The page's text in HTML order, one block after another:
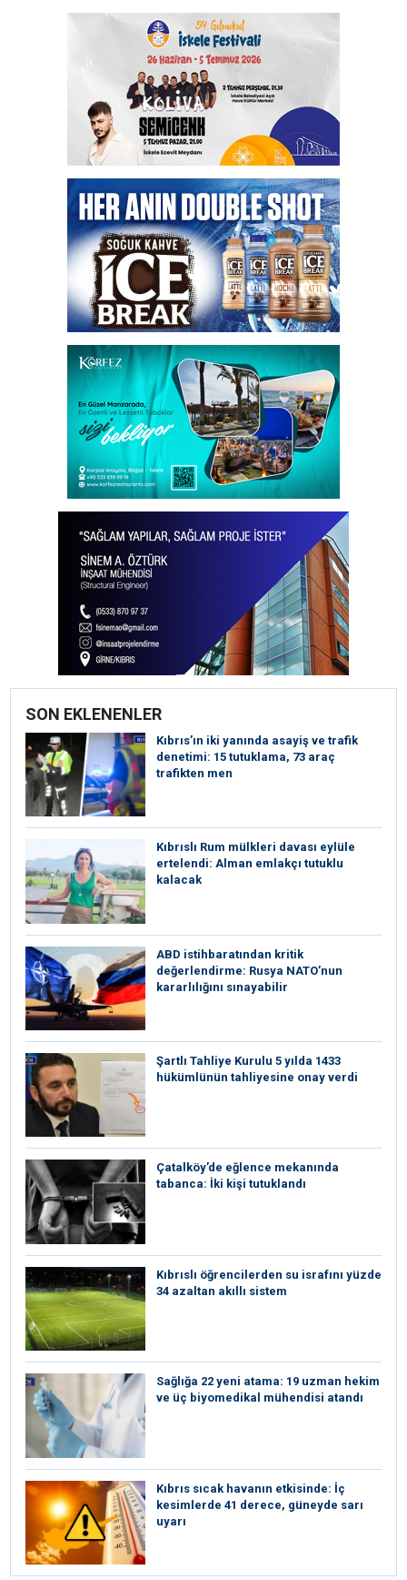
SON EKLENENLER
Kıbrıs’ın iki yanında asayiş ve trafik
denetimi: 15 tutuklama, 73 araç
trafikten men
Kıbrıslı Rum mülkleri davası eylüle
ertelendi: Alman emlakçı tutuklu
kalacak
ABD istihbaratından kritik
değerlendirme: Rusya NATO’nun
kararlılığını sınayabilir
Şartlı Tahliye Kurulu 5 yılda 1433
hükümlünün tahliyesine onay verdi
Çatalköy’de eğlence mekanında
tabanca: İki kişi tutuklandı
Kıbrıslı öğrencilerden su israfını yüzde
34 azaltan akıllı sistem
Sağlığa 22 yeni atama: 19 uzman hekim
ve üç biyomedikal mühendisi atandı
Kıbrıs sıcak havanın etkisinde: İç
kesimlerde 41 derece, güneyde sarı
uyarı